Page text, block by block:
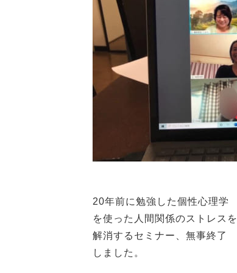
20年前に勉強した個性心理学
を使った人間関係のストレスを
解消するセミナー、無事終了
しました。